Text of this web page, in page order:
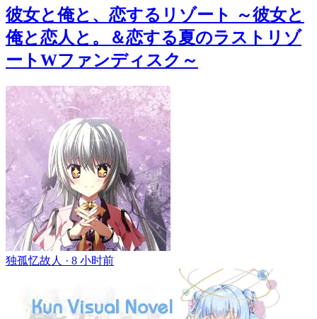
彼女と俺と、恋するリゾート ～彼女と
俺と恋人と。＆恋する夏のラストリゾ
ートWファンディスク～
独孤忆故人 · 8 小时前